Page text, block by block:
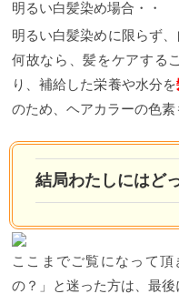
明るい白髪染め場合・・
明るい白髪染めに限らず
何故なら、髪をケアする
り、補給した栄養や水分を
のため、ヘアカラーの色素
結局わたしにはど
ここまでご覧になって
の？」と迷った方は、最後